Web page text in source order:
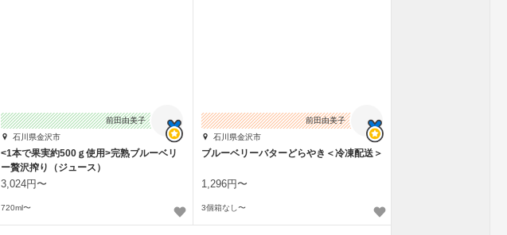
前田由美子
石川県金沢市
<1本で果実約500ｇ使用>完熟ブルーベリ
ー贅沢搾り（ジュース）
3,024円〜
720ml〜
前田由美子
石川県金沢市
ブルーベリーバターどらやき＜冷凍配送＞
1,296円〜
3個箱なし〜